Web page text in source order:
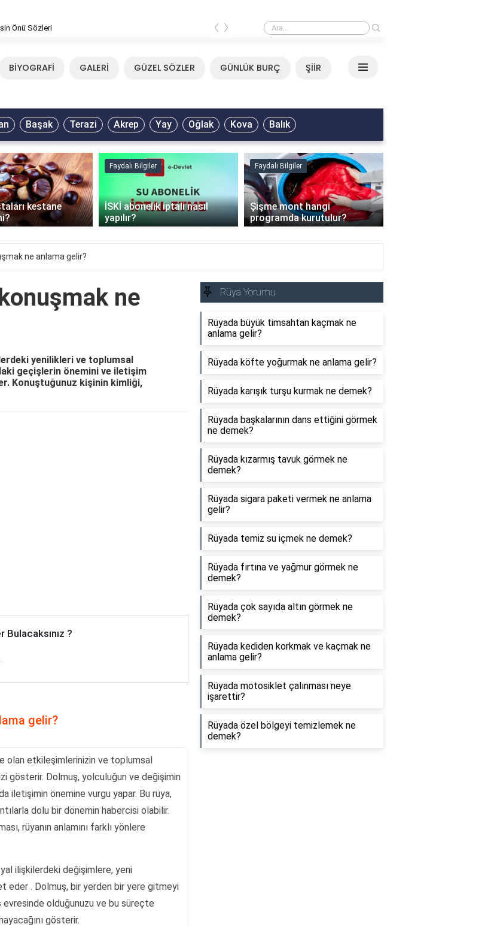
Önü Sözleri Mirkelam - Tavla Sözleri
‹ ›
BİYOGRAFİ GALERİ GÜZEL SÖZLER GÜNLÜK BURÇ ŞİİR
Başak Terazi Akrep Yay Oğlak Kova Balık
kestane
Faydalı Bilgiler
İSKİ abonelik iptali nasıl
yapılır?
Faydalı Bilgiler
Şişme mont hangi
programda kurutulur?
›
ne anlama gelir?
ne
yenilikleri ve toplumsal
geçişlerin önemini ve iletişim
Konuştuğunuz kişinin kimliği,
Bulacaksınız ?
gelir?
olan etkileşimlerinizin ve toplumsal
gösterir. Dolmuş, yolculuğun ve değişimin
iletişimin önemine vurgu yapar. Bu rüya,
dolu bir dönemin habercisi olabilir.
rüyanın anlamını farklı yönlere
ilişkilerdeki değişimlere, yeni
eder . Dolmuş, bir yerden bir yere gitmeyi
evresinde olduğunuzu ve bu süreçte
gösterir.
Rüya Yorumu
Rüyada büyük timsahtan kaçmak ne
anlama gelir?
Rüyada köfte yoğurmak ne anlama gelir?
Rüyada karışık turşu kurmak ne demek?
Rüyada başkalarının dans ettiğini görmek
ne demek?
Rüyada kızarmış tavuk görmek ne
demek?
Rüyada sigara paketi vermek ne anlama
gelir?
Rüyada temiz su içmek ne demek?
Rüyada fırtına ve yağmur görmek ne
demek?
Rüyada çok sayıda altın görmek ne
demek?
Rüyada kediden korkmak ve kaçmak ne
anlama gelir?
Rüyada motosiklet çalınması neye
işarettir?
Rüyada özel bölgeyi temizlemek ne
demek?